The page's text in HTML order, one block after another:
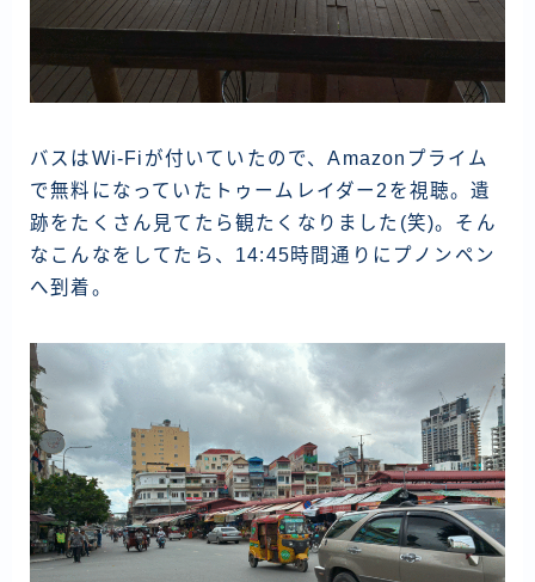
バスはWi-Fiが付いていたので、Amazonプライム
で無料になっていたトゥームレイダー2を視聴。遺
跡をたくさん見てたら観たくなりました(笑)。そん
なこんなをしてたら、14:45時間通りにプノンペン
へ到着。